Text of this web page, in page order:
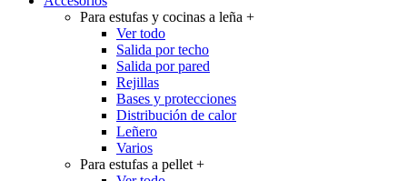
Para estufas y cocinas a leña +
Ver todo
Salida por techo
Salida por pared
Rejillas
Bases y protecciones
Distribución de calor
Leñero
Varios
Para estufas a pellet +